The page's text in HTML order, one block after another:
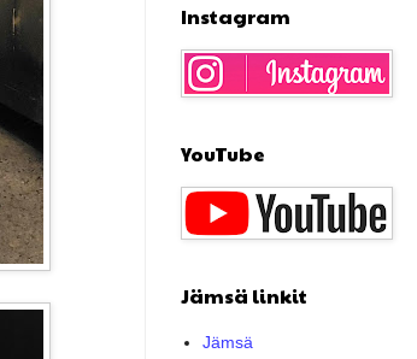
Instagram
YouTube
Jämsä linkit
Jämsä